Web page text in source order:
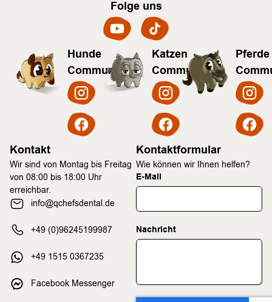
Folge uns
Hunde
Community
Katzen
Community
Pferde
Kontakt
Wir sind von Montag bis Freitag
von 08:00 bis 18:00 Uhr
erreichbar.
info@qchefsdental.de
+49 (0)96245199987
+49 1515 0367235
Facebook Messenger
Kontaktformular
Wie können wir Ihnen helfen?
E-Mail
Nachricht